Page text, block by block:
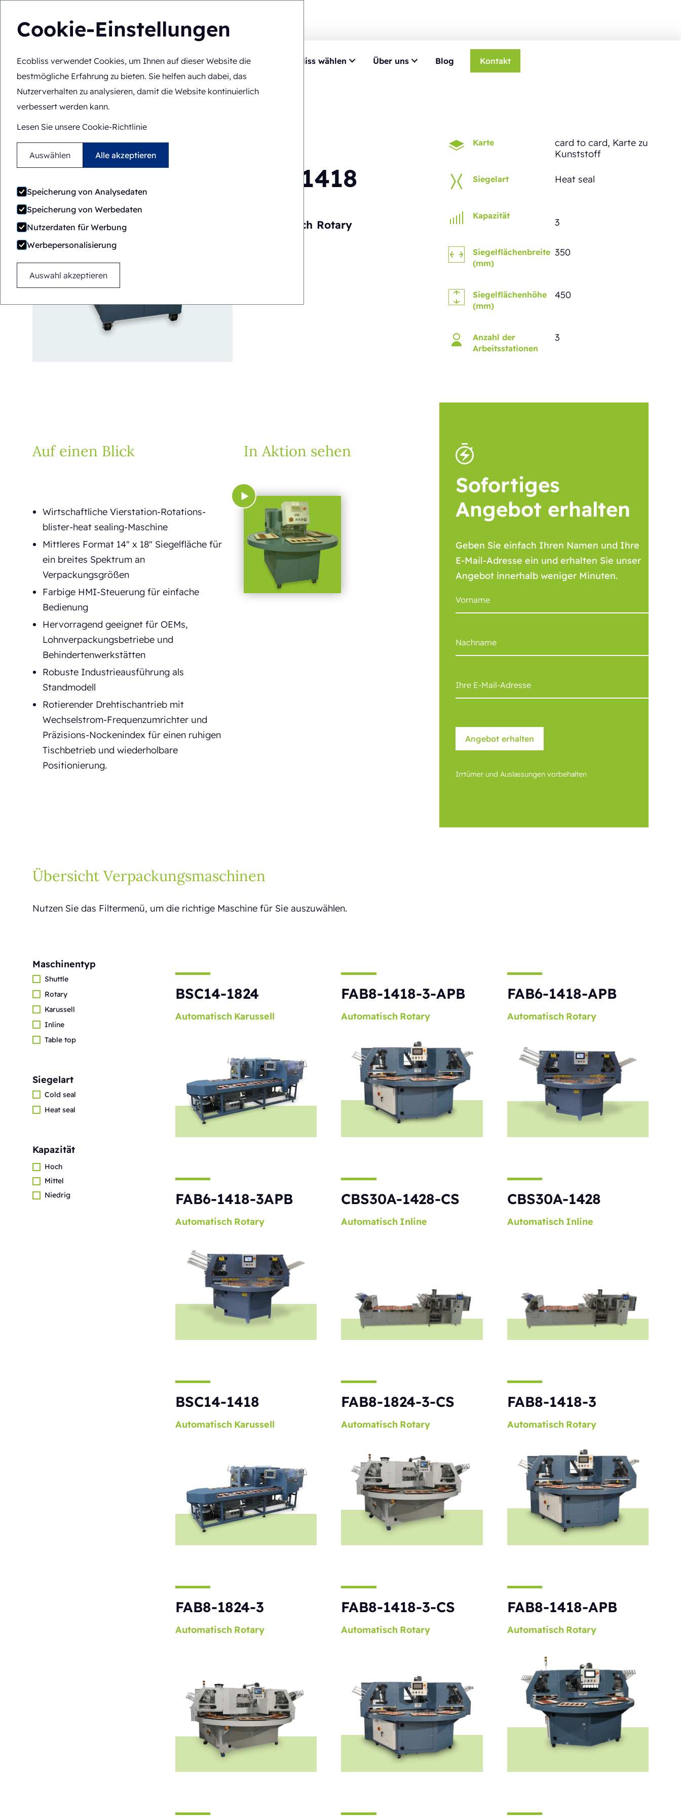
Cookie-Einstellungen
Ecobliss verwendet Cookies, um Ihnen auf dieser Website die
bestmögliche Erfahrung zu bieten. Sie helfen auch dabei, das
Nutzerverhalten zu analysieren, damit die Website kontinuierlich
verbessert werden kann.
Lesen Sie unsere Cookie-Richtlinie
Auswählen Alle akzeptieren
Speicherung von Analysedaten
Speicherung von Werbedaten
Nutzerdaten für Werbung
Werbepersonalisierung
Auswahl akzeptieren
Lösungen Fachkompetenz Ecobliss wählen Über uns Blog Kontakt
DE
Sie befinden sich hier:
Startseite Lösungen Verpackungsmaschinen
RB4-1418
Wirtschaftlich Rotary
Karte
card to card, Karte zu
Kunststoff
Siegelart Heat seal
Kapazität
3
Siegelflächenbreite
(mm)
350
Siegelflächenhöhe
(mm)
450
Anzahl der
Arbeitsstationen
3
Auf einen Blick
Wirtschaftliche Vierstation-Rotations-
blister-heat sealing-Maschine
Mittleres Format 14" x 18" Siegelfläche für
ein breites Spektrum an
Verpackungsgrößen
Farbige HMI-Steuerung für einfache
Bedienung
Hervorragend geeignet für OEMs,
Lohnverpackungsbetriebe und
Behindertenwerkstätten
Robuste Industrieausführung als
Standmodell
Rotierender Drehtischantrieb mit
Wechselstrom-Frequenzumrichter und
Präzisions-Nockenindex für einen ruhigen
Tischbetrieb und wiederholbare
Positionierung.
In Aktion sehen
Sofortiges
Angebot erhalten
Geben Sie einfach Ihren Namen und Ihre
E-Mail-Adresse ein und erhalten Sie unser
Angebot innerhalb weniger Minuten.
Irrtümer und Auslassungen vorbehalten
Übersicht Verpackungsmaschinen
Nutzen Sie das Filtermenü, um die richtige Maschine für Sie auszuwählen.
Maschinentyp
Shuttle
Rotary
Karussell
Inline
Table top
Siegelart
Cold seal
Heat seal
Kapazität
Hoch
Mittel
Niedrig
BSC14-1824
Automatisch Karussell
FAB8-1418-3-APB
Automatisch Rotary
FAB6-1418-APB
Automatisch Rotary
FAB6-1418-3APB
Automatisch Rotary
CBS30A-1428-CS
Automatisch Inline
CBS30A-1428
Automatisch Inline
BSC14-1418
Automatisch Karussell
FAB8-1824-3-CS
Automatisch Rotary
FAB8-1418-3
Automatisch Rotary
FAB8-1824-3
Automatisch Rotary
FAB8-1418-3-CS
Automatisch Rotary
FAB8-1418-APB
Automatisch Rotary